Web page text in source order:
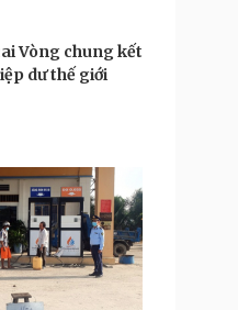
Vòng chung kết
dư thế giới